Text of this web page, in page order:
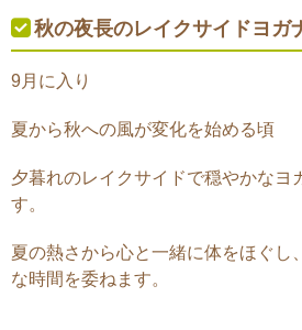
秋の夜長のレイクサイドヨガ
9月に入り
夏から秋への風が変化を始める頃
夕暮れのレイクサイドで穏やかなヨ
す。
夏の熱さから心と一緒に体をほぐし
な時間を委ねます。